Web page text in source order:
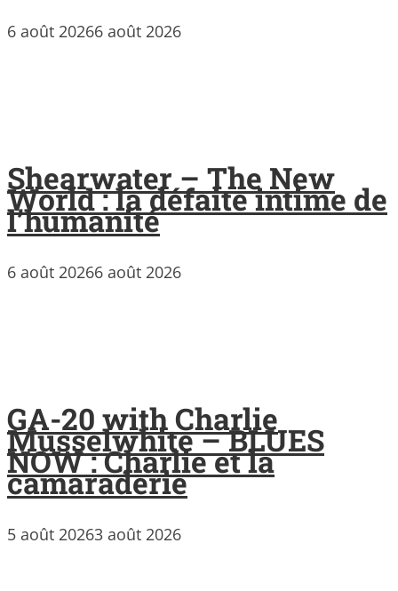
6 août 20266 août 2026
Shearwater – The New
World : la défaite intime de
l’humanité
6 août 20266 août 2026
GA-20 with Charlie
Musselwhite – BLUES
NOW : Charlie et la
camaraderie
5 août 20263 août 2026